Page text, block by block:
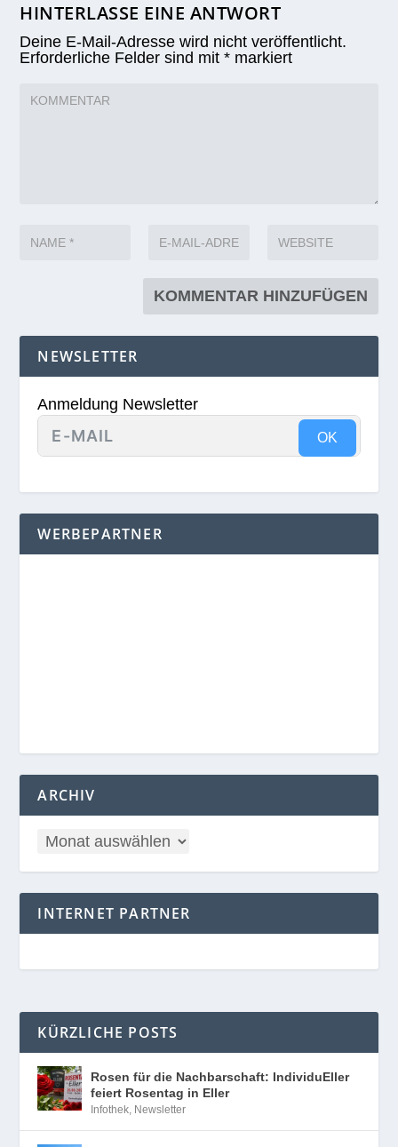
HINTERLASSE EINE ANTWORT
Deine E-Mail-Adresse wird nicht veröffentlicht.
Erforderliche Felder sind mit* markiert
NEWSLETTER
Anmeldung Newsletter
OK
WERBEPARTNER
ARCHIV
INTERNET PARTNER
KÜRZLICHE POSTS
Rosen für die Nachbarschaft: IndividuEller
feiert Rosentag in Eller
Infothek, Newsletter